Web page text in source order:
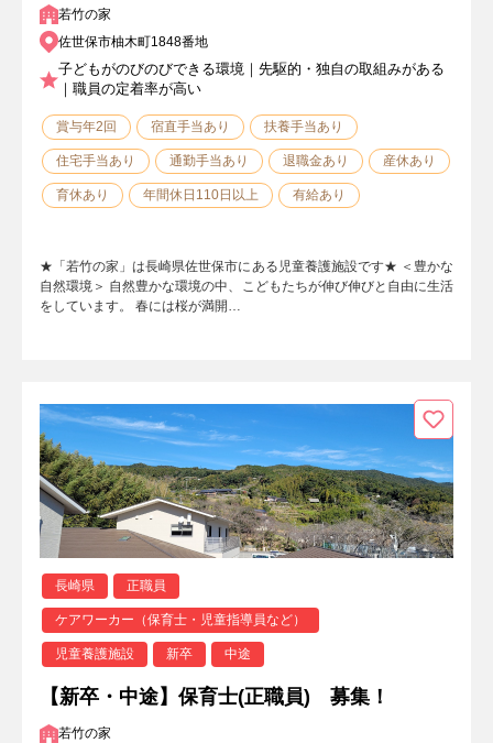
若竹の家
佐世保市柚木町1848番地
子どもがのびのびできる環境｜先駆的・独自の取組みがある
｜職員の定着率が高い
賞与年2回 宿直手当あり 扶養手当あり
住宅手当あり 通勤手当あり 退職金あり 産休あり
育休あり 年間休日110日以上 有給あり
★「若竹の家」は長崎県佐世保市にある児童養護施設です★ ＜豊かな
自然環境＞ 自然豊かな環境の中、こどもたちが伸び伸びと自由に生活
をしています。 春には桜が満開…
長崎県 正職員
ケアワーカー（保育士・児童指導員など）
児童養護施設 新卒 中途
【新卒・中途】保育士(正職員) 募集！
若竹の家